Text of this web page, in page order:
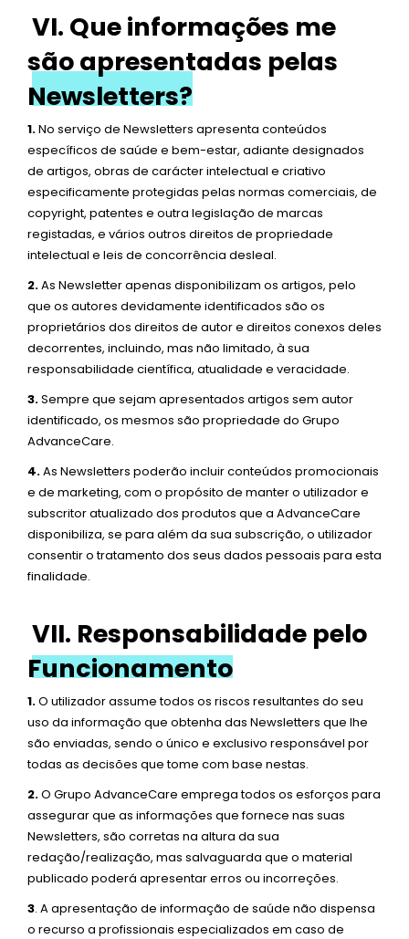
VI. Que informações me
são apresentadas pelas
Newsletters?
1.No serviço de Newsletters apresenta conteúdos
específicos de saúde e bem-estar, adiante designados
de artigos, obras de carácter intelectual e criativo
especificamente protegidas pelas normas comerciais, de
copyright, patentes e outra legislação de marcas
registadas, e vários outros direitos de propriedade
intelectual e leis de concorrência desleal.
2.As Newsletter apenas disponibilizam os artigos, pelo
que os autores devidamente identificados são os
proprietários dos direitos de autor e direitos conexos deles
decorrentes, incluindo, mas não limitado, à sua
responsabilidade científica, atualidade e veracidade.
3.Sempre que sejam apresentados artigos sem autor
identificado, os mesmos são propriedade do Grupo
AdvanceCare.
4.As Newsletters poderão incluir conteúdos promocionais
e de marketing, com o propósito de manter o utilizador e
subscritor atualizado dos produtos que a AdvanceCare
disponibiliza, se para além da sua subscrição, o utilizador
consentir o tratamento dos seus dados pessoais para esta
finalidade.
VII. Responsabilidade pelo
Funcionamento
1.O utilizador assume todos os riscos resultantes do seu
uso da informação que obtenha das Newsletters que lhe
são enviadas, sendo o único e exclusivo responsável por
todas as decisões que tome com base nestas.
2.O Grupo AdvanceCare emprega todos os esforços para
assegurar que as informações que fornece nas suas
Newsletters, são corretas na altura da sua
redação/realização, mas salvaguarda que o material
publicado poderá apresentar erros ou incorreções.
3. A apresentação de informação de saúde não dispensa
o recurso a profissionais especializados em caso de